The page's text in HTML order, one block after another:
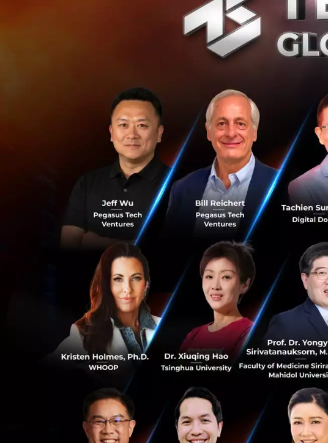
0
พลังงานและนำเวลาไปโฟกัสกั
2. บทเรียนจากประวัติศาสต
ดร.วิทย์ สิทธิเวคิน ได้หยิบยก
1978 ที่โลกตื่นเต้น (และหวาด
ในยุคนั้น นักคณิตศาสตร์กลัวตก
จำเจ ทำให้นักคณิตศาสตร์มีเ
ดังนั้น AI กำลังทำหน้าที่เดียว
สามารถสเกลงานตัวเองให้เ
3. เมื่อ AI อยู่ในมือเด็ก ดา
ประเด็นที่น่าสนใจและท้าทา
ตัวอย่างประเทศสวีเดนที่เคย
การเรียนแบบ Analog อย่างก
AI สามารถประมวลผลคำตอบ
หากขาดวุฒิภาวะในการใช้งาน
ดร.วิทย์ เสนอแนวทางว่า เรา
ให้เด็กคิดหาคำตอบด้วยตัวเอง